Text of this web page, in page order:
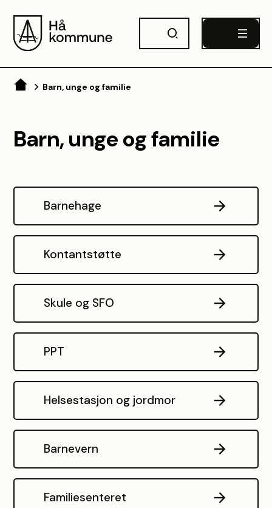
Du er her:Barn, unge og familie
Barn, unge og familie
Barnehage
Kontantstøtte
Skule og SFO
PPT
Helsestasjon og jordmor
Barnevern
Familiesenteret